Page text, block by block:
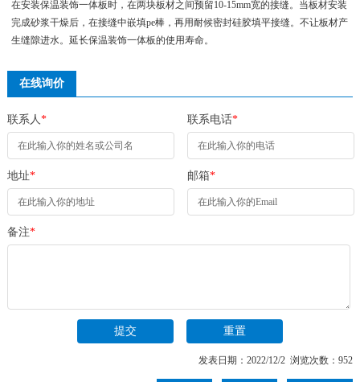
在安装保温装饰一体板时，在两块板材之间预留10-15mm宽的接缝。当板材安装
完成砂浆干燥后，在接缝中嵌填pe棒，再用耐候密封硅胶填平接缝。不让板材产
生缝隙进水。延长保温装饰一体板的使用寿命。
在线询价
联系人 * 联系电话*
地址* 邮箱*
备注*
发表日期：2022/12/2 浏览次数：952